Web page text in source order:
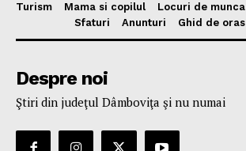
Turism
Mama si copilul Locuri de munca
Sfaturi
Anunturi Ghid de oras
Despre noi
Ştiri din judeţul Dâmboviţa şi nu numai